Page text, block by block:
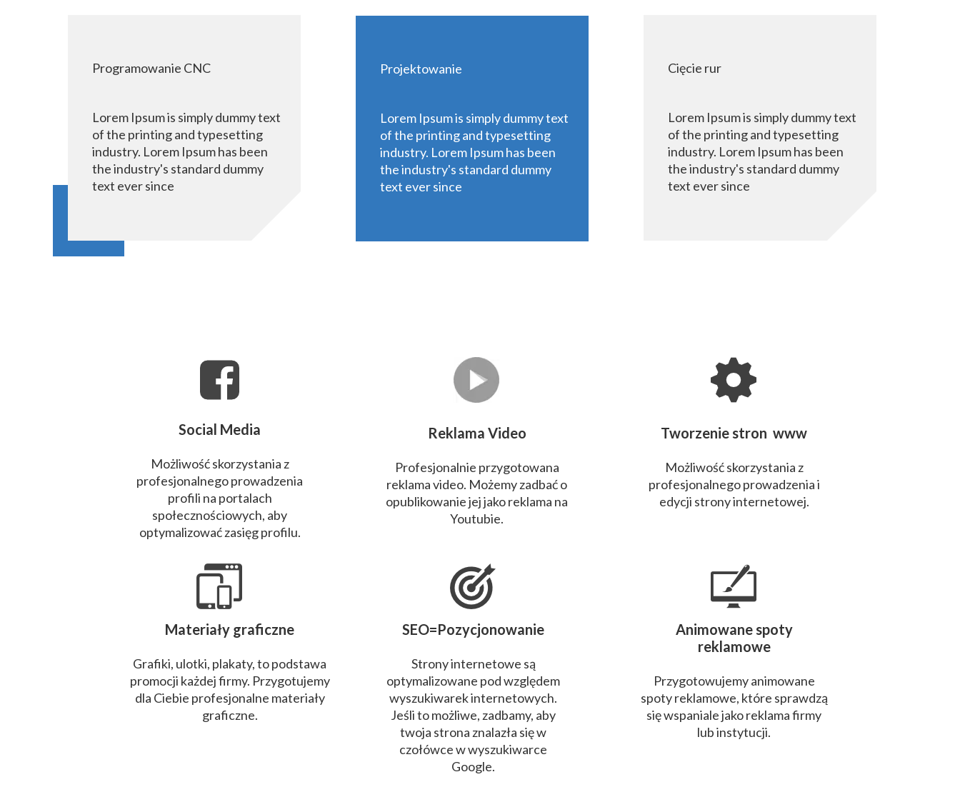
Lorem Ipsum is simply dummy text
of the printing and typesetting
industry. Lorem Ipsum has been
the industry's standard dummy
text ever since
Cięcie rur
Lorem Ipsum is simply dummy text
of the printing and typesetting
industry. Lorem Ipsum has been
the industry's standard dummy
text ever since
Projektowanie
Lorem Ipsum is simply dummy text
of the printing and typesetting
industry. Lorem Ipsum has been
the industry's standard dummy
text ever since
Programowanie CNC
Reklama Video
Profesjonalnie przygotowana
reklama video. Możemy zadbać o
opublikowanie jej jako reklama na
Youtubie.
Animowane spoty
reklamowe
Przygotowujemy animowane
spoty reklamowe, które sprawdzą
się wspaniale jako reklama firmy
lub instytucji.
Tworzenie stron www
Możliwość skorzystania z
profesjonalnego prowadzenia i
edycji strony internetowej.
Social Media
Możliwość skorzystania z
profesjonalnego prowadzenia
profili na portalach
społecznościowych, aby
optymalizować zasięg profilu.
SEO=Pozycjonowanie
Strony internetowe są
optymalizowane pod względem
wyszukiwarek internetowych.
Jeśli to możliwe, zadbamy, aby
twoja strona znalazła się w
czołówce w wyszukiwarce
Google.
Materiały graficzne
Grafiki, ulotki, plakaty, to podstawa
promocji każdej firmy. Przygotujemy
dla Ciebie profesjonalne materiały
graficzne.